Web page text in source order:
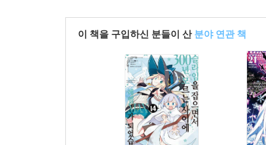
이 책을 구입하신 분들이 산 분야 연관 책